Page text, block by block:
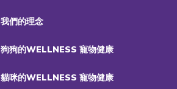
我們的理念
狗狗的WELLNESS 寵物健康
貓咪的WELLNESS 寵物健康